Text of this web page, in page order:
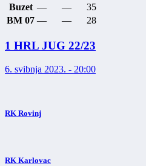
Buzet — —
35
BM 07 — — 28
1 HRL JUG 22/23
6. svibnja 2023. - 20:00
RK Rovinj
RK Karlovac